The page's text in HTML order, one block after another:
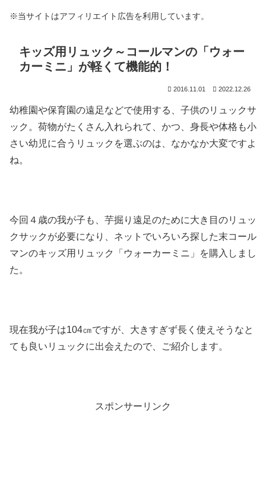
※当サイトはアフィリエイト広告を利用しています。
キッズ用リュック～コールマンの「ウォー
カーミニ」が軽くて機能的！
2016.11.01 2022.12.26
幼稚園や保育園の遠足などで使用する、子供のリュックサ
ック。荷物がたくさん入れられて、かつ、身長や体格も小
さい幼児に合うリュックを選ぶのは、なかなか大変ですよ
ね。
今回４歳の我が子も、芋掘り遠足のために大き目のリュッ
クサックが必要になり、ネットでいろいろ探した末コール
マンのキッズ用リュック「ウォーカーミニ」を購入しまし
た。
現在我が子は104㎝ですが、大きすぎず長く使えそうなと
ても良いリュックに出会えたので、ご紹介します。
スポンサーリンク